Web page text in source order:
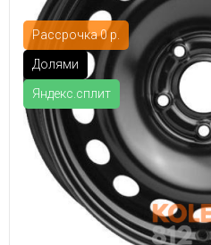
Рассрочка 0 р.
Долями
Яндекс.сплит